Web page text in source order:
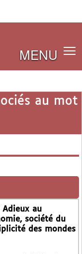
MENU
au mot
Adieux au
société du
des mondes